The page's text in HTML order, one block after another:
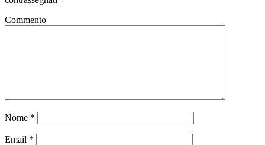
Commento
Nome *
Email *